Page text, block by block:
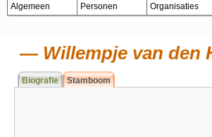
Algemeen Personen Organisaties
Willempje van den
Biografie Stamboom